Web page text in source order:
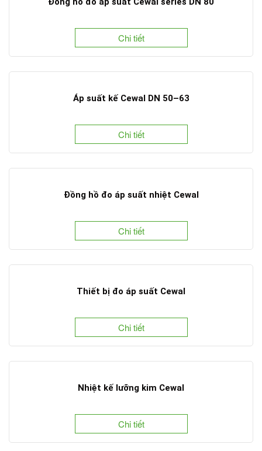
Chi tiết
Áp suất kế Cewal DN 50–63
Chi tiết
Đồng hồ đo áp suất nhiệt Cewal
Chi tiết
Thiết bị đo áp suất Cewal
Chi tiết
Nhiệt kế lưỡng kim Cewal
Chi tiết